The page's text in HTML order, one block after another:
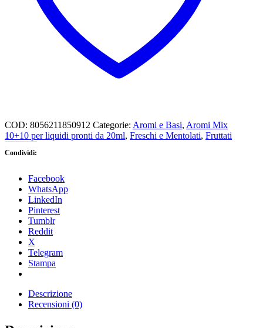
COD: 8056211850912 Categorie: Aromi e Basi, Aromi Mix
10+10 per liquidi pronti da 20ml, Freschi e Mentolati, Fruttati
Condividi:
Facebook
WhatsApp
LinkedIn
Pinterest
Tumblr
Reddit
X
Telegram
Stampa
Descrizione
Recensioni (0)